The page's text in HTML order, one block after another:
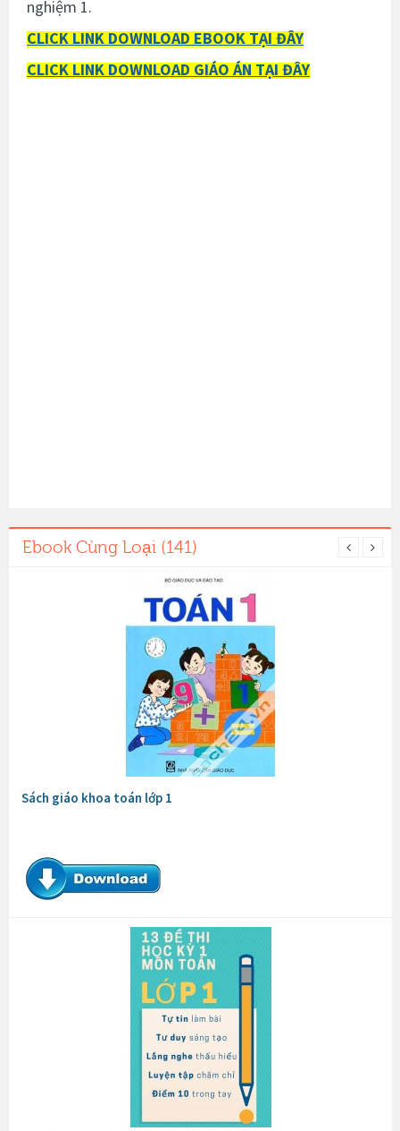
nghiệm 1.
CLICK LINK DOWNLOAD EBOOK TẠI ĐÂY
CLICK LINK DOWNLOAD GIÁO ÁN TẠI ĐÂY
Ebook Cùng Loại (141)
Sách giáo khoa toán lớp 1